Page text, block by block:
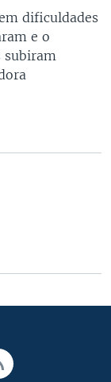
dificuldades
e o
subiram